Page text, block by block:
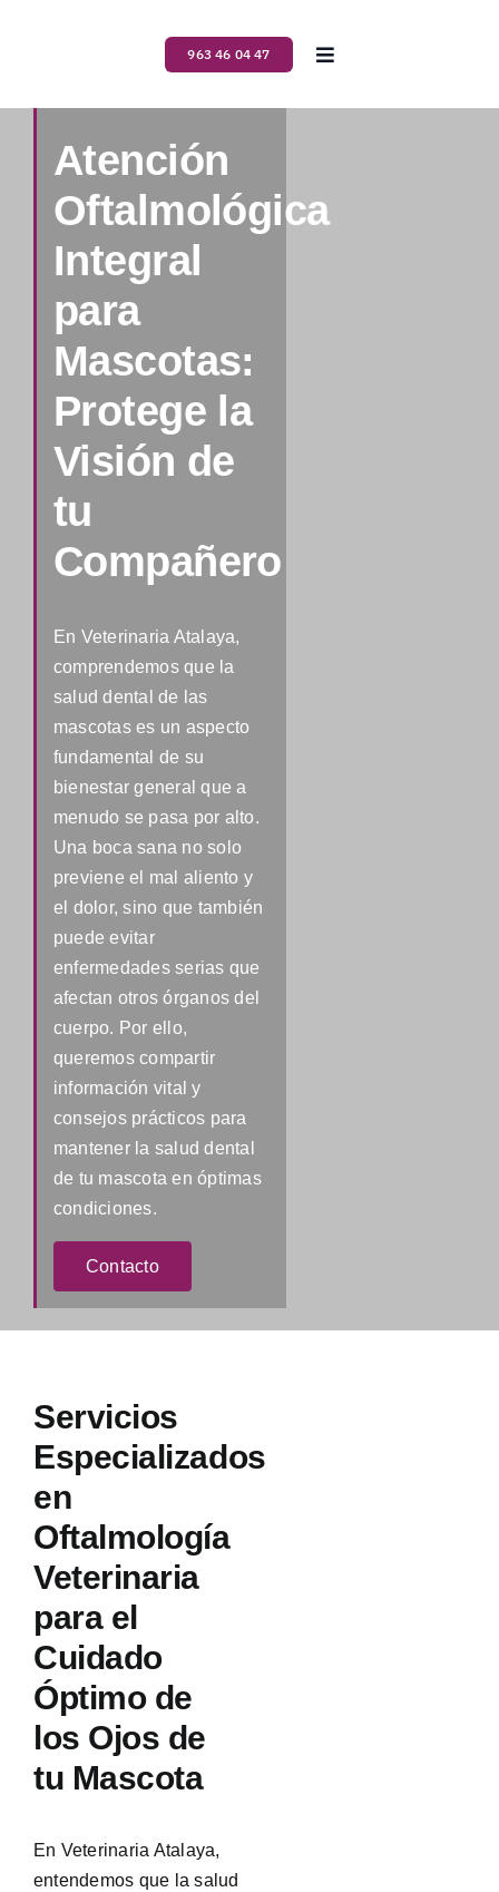
963 46 04 47
Toggle
Inicio
Atención
Oftalmológica
Integral
para
Mascotas:
Protege la
Visión de
tu
Compañero
En Veterinaria Atalaya,
comprendemos que la
salud dental de las
mascotas es un aspecto
fundamental de su
bienestar general que a
menudo se pasa por alto.
Una boca sana no solo
previene el mal aliento y
el dolor, sino que también
puede evitar
enfermedades serias que
afectan otros órganos del
cuerpo. Por ello,
queremos compartir
información vital y
consejos prácticos para
mantener la salud dental
de tu mascota en óptimas
condiciones.
Contacto
Servicios
Especializados
en
Oftalmología
Veterinaria
para el
Cuidado
Óptimo de
los Ojos de
tu Mascota
En Veterinaria Atalaya,
entendemos que la salud